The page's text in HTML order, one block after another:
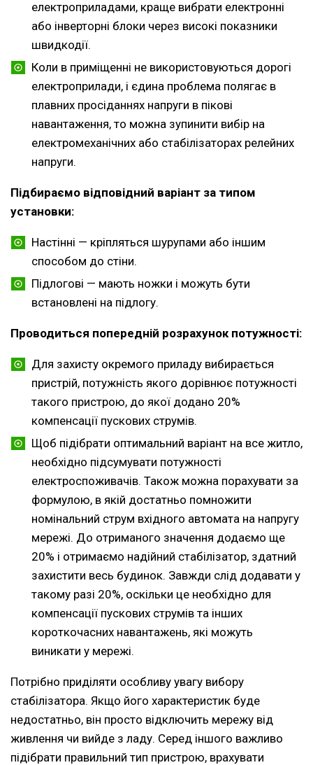
електроприладами, краще вибрати електронні
або інверторні блоки через високі показники
швидкодії.
Коли в приміщенні не використовуються дорогі
електроприлади, і єдина проблема полягає в
плавних просіданнях напруги в пікові
навантаження, то можна зупинити вибір на
електромеханічних або стабілізаторах релейних
напруги.
Підбираємо відповідний варіант за типом
установки:
Настінні — кріпляться шурупами або іншим
способом до стіни.
Підлогові — мають ножки і можуть бути
встановлені на підлогу.
Проводиться попередній розрахунок потужності:
Для захисту окремого приладу вибирається
пристрій, потужність якого дорівнює потужності
такого пристрою, до якої додано 20%
компенсації пускових струмів.
Щоб підібрати оптимальний варіант на все житло,
необхідно підсумувати потужності
електроспоживачів. Також можна порахувати за
формулою, в якій достатньо помножити
номінальний струм вхідного автомата на напругу
мережі. До отриманого значення додаємо ще
20% і отримаємо надійний стабілізатор, здатний
захистити весь будинок. Завжди слід додавати у
такому разі 20%, оскільки це необхідно для
компенсації пускових струмів та інших
короткочасних навантажень, які можуть
виникати у мережі.
Потрібно приділяти особливу увагу вибору
стабілізатора. Якщо його характеристик буде
недостатньо, він просто відключить мережу від
живлення чи вийде з ладу. Серед іншого важливо
підібрати правильний тип пристрою, врахувати